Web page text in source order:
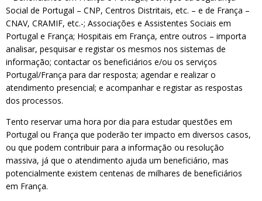
Social de Portugal – CNP, Centros Distritais, etc. – e de França –
CNAV, CRAMIF, etc.-; Associações e Assistentes Sociais em
Portugal e França; Hospitais em França, entre outros – importa
analisar, pesquisar e registar os mesmos nos sistemas de
informação; contactar os beneficiários e/ou os serviços
Portugal/França para dar resposta; agendar e realizar o
atendimento presencial; e acompanhar e registar as respostas
dos processos.
Tento reservar uma hora por dia para estudar questões em
Portugal ou França que poderão ter impacto em diversos casos,
ou que podem contribuir para a informação ou resolução
massiva, já que o atendimento ajuda um beneficiário, mas
potencialmente existem centenas de milhares de beneficiários
em França.